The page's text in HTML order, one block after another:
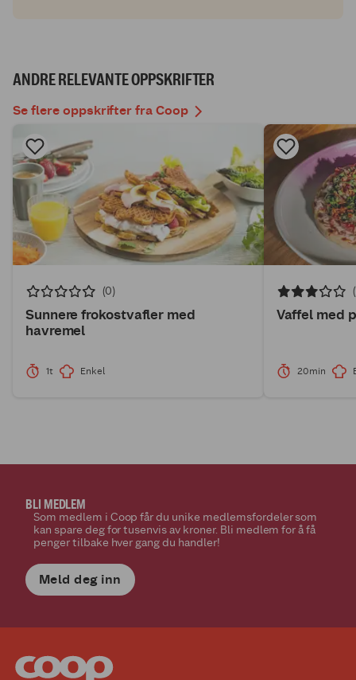
ANDRE RELEVANTE OPPSKRIFTER
Se flere oppskrifter fra Coop
(0)
Sunnere frokostvafler med
havremel
1t Enkel
Vaffel med
20min
BLI MEDLEM
Som medlem i Coop får du unike medlemsfordeler som
kan spare deg for tusenvis av kroner. Bli medlem for å få
penger tilbake hver gang du handler!
Meld deg inn